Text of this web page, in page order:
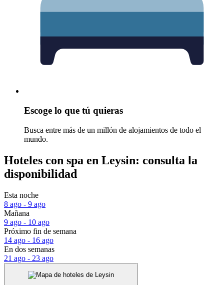
Escoge lo que tú quieras
Busca entre más de un millón de alojamientos de todo el
mundo.
Hoteles con spa en Leysin: consulta la
disponibilidad
Esta noche
8 ago - 9 ago
Mañana
9 ago - 10 ago
Próximo fin de semana
14 ago - 16 ago
En dos semanas
21 ago - 23 ago